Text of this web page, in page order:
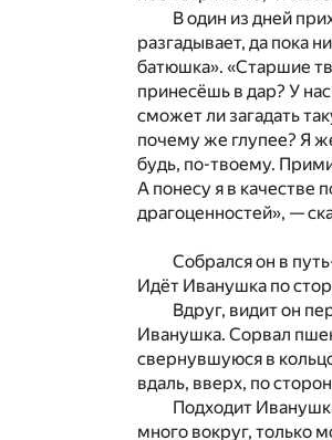
В один из дней
разгадывает, да пока
батюшка». «Старшие
принесёшь в дар? У
сможет ли загадать
почему же глупее? Я
будь, по-твоему.
А понесу я в качестве
драгоценностей», —
Собрался он в
Идёт Иванушка по
Вдруг, видит он
Иванушка. Сорвал
свернувшуюся в
вдаль, вверх, по
Подходит
много вокруг, только